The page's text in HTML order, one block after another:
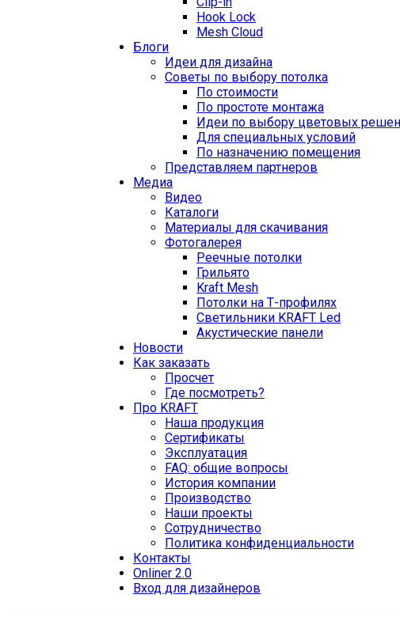
Hook Lock
Mesh Cloud
Блоги
Идеи для дизайна
Советы по выбору потолка
По стоимости
По простоте монтажа
Идеи по выбору цветовых
Для специальных условий
По назначению помещения
Представляем партнеров
Медиа
Видео
Каталоги
Материалы для скачивания
Фотогалерея
Реечные потолки
Грильято
Kraft Mesh
Потолки на Т-профилях
Свeтильники KRAFT Led
Акустические панели
Новости
Как заказать
Просчет
Где посмотреть?
Про KRAFT
Наша продукция
Сертификаты
Эксплуатация
FAQ: общие вопросы
История компании
Производство
Наши проекты
Сотрудничество
Политика конфиденциальности
Контакты
Onliner 2.0
Вход для дизайнеров